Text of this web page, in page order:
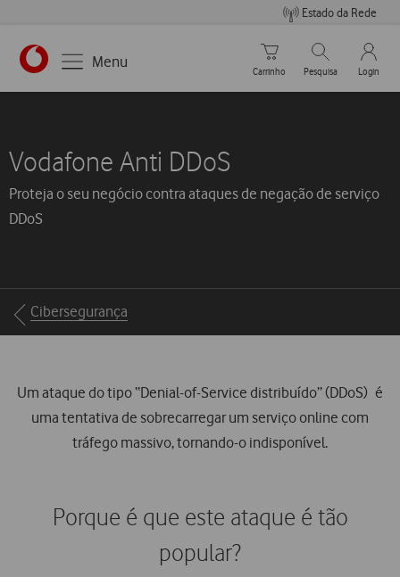
Estado da Rede
Menu
Carrinho de compras
Carrinho
Pesquisar
Pesquisa
My
Login
Vodafone Anti DDoS
Proteja o seu negócio contra ataques de negação de serviço
DDoS
Breadcrumbs
Cibersegurança
Um ataque do tipo “Denial-of-Service distribuído” (DDoS) é
uma tentativa de sobrecarregar um serviço online com
tráfego massivo, tornando-o indisponível.
Porque é que este ataque é tão
popular?